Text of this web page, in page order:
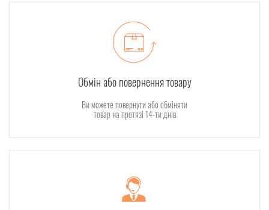
Обмін або повернення товару
Ви можете повернути або обміняти
товар на протязі 14-ти днів